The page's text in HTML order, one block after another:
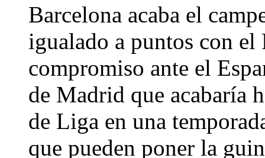
Barcelona acaba el
igualado a puntos con
compromiso ante el
de Madrid que acabaría
de Liga en una
que pueden poner la